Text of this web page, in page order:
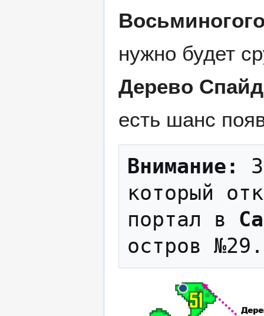
нужно будет
Дерево
есть шанс
Внимание:
который
портал в